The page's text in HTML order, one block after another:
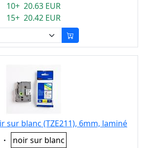
10+ 20.63 EUR
15+ 20.42 EUR
sur blanc (TZE211), 6mm, laminé
Eigenschaft:
noir sur blanc